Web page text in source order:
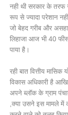
नही थी सरकार के तरफ
रूप से ज्यादा परेशान
जो बेहद गरीब और
लिहाजा आज भी 40
पाया है।
रही बात वित्तीय
विकास अधिकारी है
अपने ब्लॉक के ग्राम
,क्या उसने इस मामले में